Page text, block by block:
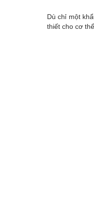
Dù chỉ một
thiết cho cơ thể.